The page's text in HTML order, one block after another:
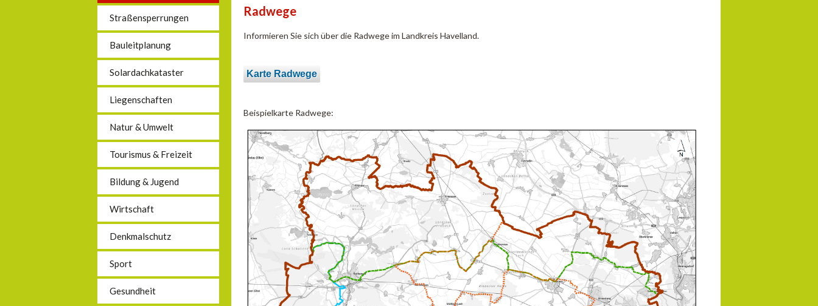
Straßensperrungen
Bauleitplanung
Solardachkataster
Liegenschaften
Natur & Umwelt
Tourismus & Freizeit
Bildung & Jugend
Wirtschaft
Denkmalschutz
Sport
Gesundheit
Radwege
Informieren Sie sich über die Radwege im Landkreis Havelland.
Karte Radwege
Beispielkarte Radwege: